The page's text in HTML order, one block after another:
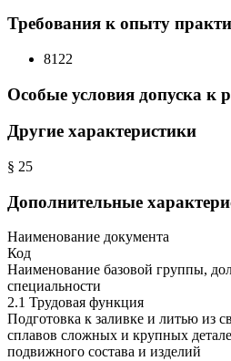
Требования к опыту
8122
Особые условия допуска к
Другие характеристики
§ 25
Дополнительные
Наименование документа
Код
Наименование базовой группы,
специальности
2.1 Трудовая функция
Подготовка к заливке и литью из
сплавов сложных и крупных
подвижного состава и изделий